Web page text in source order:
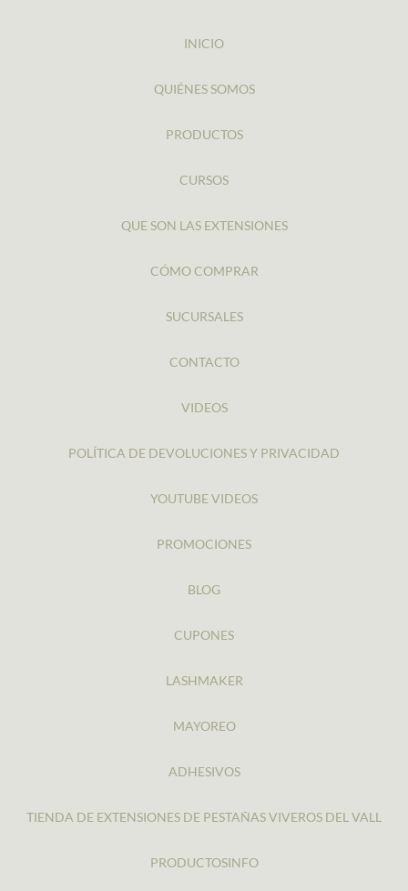
INICIO
QUIÉNES SOMOS
PRODUCTOS
CURSOS
QUE SON LAS EXTENSIONES
CÓMO COMPRAR
SUCURSALES
CONTACTO
VIDEOS
POLÍTICA DE DEVOLUCIONES Y PRIVACIDAD
YOUTUBE VIDEOS
PROMOCIONES
BLOG
CUPONES
LASHMAKER
MAYOREO
ADHESIVOS
TIENDA DE EXTENSIONES DE PESTAÑAS VIVEROS DEL VALL
PRODUCTOSINFO